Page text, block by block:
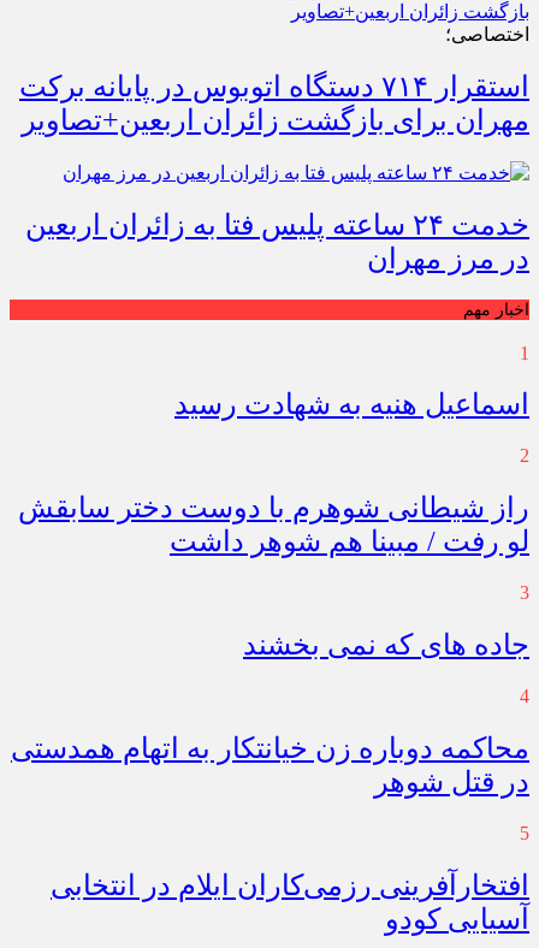
اختصاصی؛
استقرار ۷۱۴ دستگاه اتوبوس در پایانه برکت
مهران برای بازگشت زائران اربعین+تصاویر
خدمت ۲۴ ساعته پلیس فتا به زائران اربعین
در مرز مهران
اخبار مهم
1
اسماعیل هنیه به شهادت رسید
2
راز شیطانی شوهرم با دوست دختر سابقش
لو رفت / مبینا هم شوهر داشت
3
جاده های که نمی بخشند
4
محاکمه دوباره زن خیانتکار به اتهام همدستی
در قتل شوهر
5
افتخارآفرینی رزمی‌کاران ایلام در انتخابی
آسیایی کودو